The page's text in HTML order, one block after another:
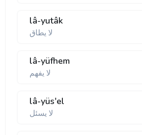
lâ-yutâk
لا يطاق
lâ-yüfhem
لا يفهم
lâ-yüs'el
لا يسئل